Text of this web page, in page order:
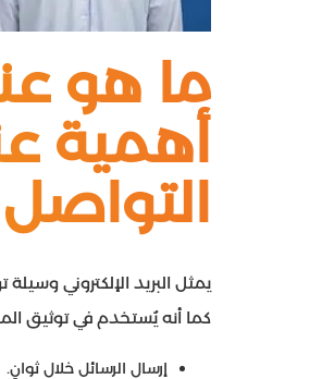
ما هو
أهمية
التواصل
يمثل البريد الإلكتروني
كما أنه يُستخدم في توثيق
إرسال الرسائل خلال ثوانٍ.